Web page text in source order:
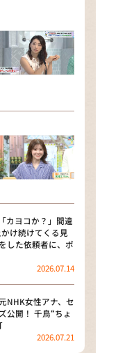
田×福井アナ
？」（news お
ょうの献立 何
り！シーズン２
ラダ
ライブ 正義の
タチ～
ゃい！
カヨコか？」間違
け続けてくる見
した依頼者に、ポ
2026.07.14
NHK女性アナ、セ
公開！ 千鳥“ちょ
2026.07.21